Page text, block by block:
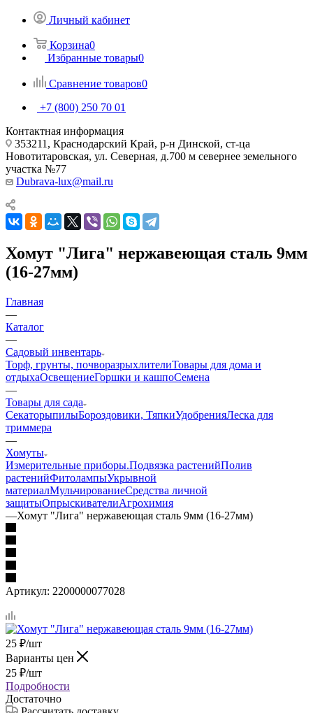
Личный кабинет
Корзина0
Избранные товары0
Сравнение товаров0
+7 (800) 250 70 01
Контактная информация
353211, Краснодарский Край, р-н Динской, ст-ца
Новотитаровская, ул. Северная, д.700 м севернее земельного
участка №77
Dubrava-lux@mail.ru
Хомут "Лига" нержавеющая сталь 9мм
(16-27мм)
Главная
—
Каталог
—
Садовый инвентарь
Торф, грунты, почворазрыхлителиТовары для дома и
отдыхаОсвещениеГоршки и кашпоСемена
—
Товары для сада
СекаторыпилыБороздовики, ТяпкиУдобренияЛеска для
триммера
—
Хомуты
Измерительные приборы.Подвязка растенийПолив
растенийФитолампыУкрывной
материалМульчированиеСредства личной
защитыОпрыскивателиАгрохимия
—Хомут "Лига" нержавеющая сталь 9мм (16-27мм)
Артикул: 2200000077028
25 ₽/шт
Варианты цен
25 ₽/шт
Подробности
Достаточно